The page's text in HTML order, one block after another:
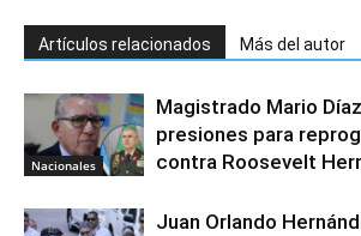
Artículos relacionados Más del autor
Nacionales
Magistrado Mario
presiones para
contra Roosevelt
Juan Orlando